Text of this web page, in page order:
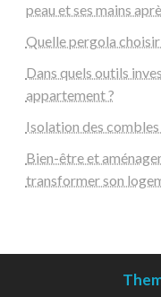
peau et ses mains
Quelle pergola
Dans quels outils
appartement ?
Isolation des combles
Bien-être et
transformer son